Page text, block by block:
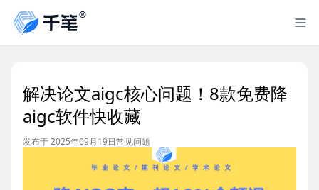
解决论文aigc核心问题！8款免费降
aigc软件快收藏
发布于 2025年09月19日常见问题